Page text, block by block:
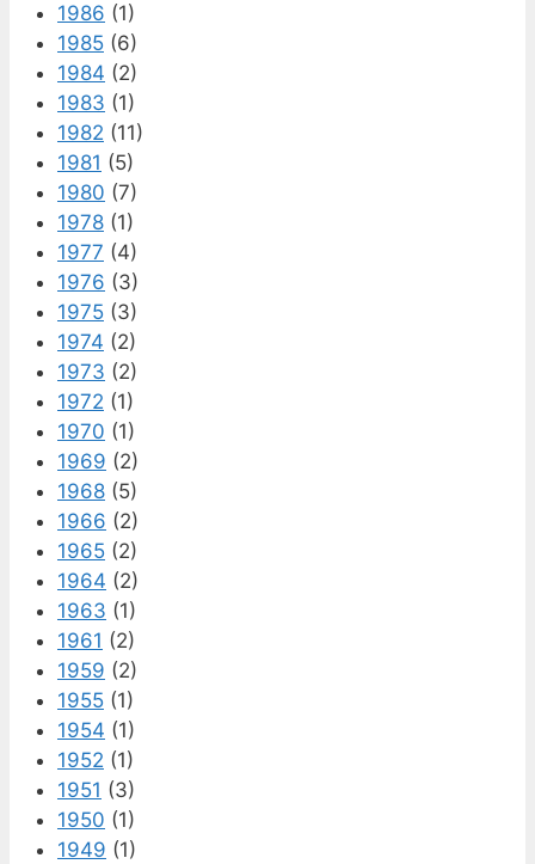
1986 (1)
1985 (6)
1984 (2)
1983 (1)
1982 (11)
1981 (5)
1980 (7)
1978 (1)
1977 (4)
1976 (3)
1975 (3)
1974 (2)
1973 (2)
1972 (1)
1970 (1)
1969 (2)
1968 (5)
1966 (2)
1965 (2)
1964 (2)
1963 (1)
1961 (2)
1959 (2)
1955 (1)
1954 (1)
1952 (1)
1951 (3)
1950 (1)
1949 (1)